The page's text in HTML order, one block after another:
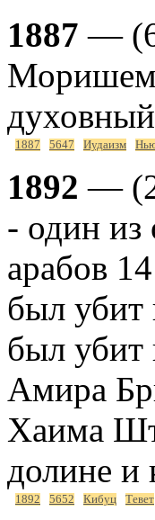
1887 — (6
Моришем
1887 5647 Иудаизм
1892 — (2
- один из
арабов
был убит
был убит
Амира
Хаима
долине
1892 5652 Кибуц Тевет